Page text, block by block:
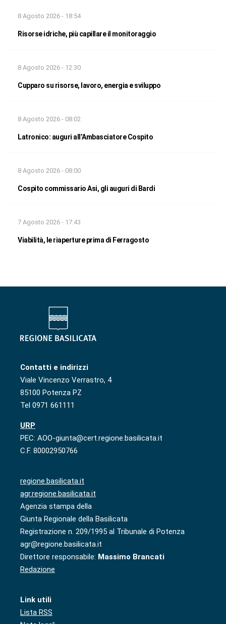
8 Agosto 2026 - 18:54
Risorse idriche, più capillare il monitoraggio
8 Agosto 2026 - 12:30
Cupparo su risorse, lavoro, energia e sviluppo
8 Agosto 2026 - 08:02
Latronico: auguri all’Ambasciatore Cospito
8 Agosto 2026 - 08:00
Cospito commissario Asi, gli auguri di Bardi
7 Agosto 2026 - 17:43
Viabilità, le riaperture prima di Ferragosto
Contatti e indirizzi
Viale Vincenzo Verrastro, 4
85100 Potenza PZ
Tel 0971 661111
URP
PEC: AOO-giunta@cert.regione.basilicata.it
C.F. 80002950766
regione.basilicata.it
agr.regione.basilicata.it
Agenzia stampa della
Giunta Regionale della Basilicata
Registrazione n. 209/1995 al Tribunale di Potenza
agr@regione.basilicata.it
Direttore responsabile: Massimo Brancati
Redazione
Link utili
Lista RSS